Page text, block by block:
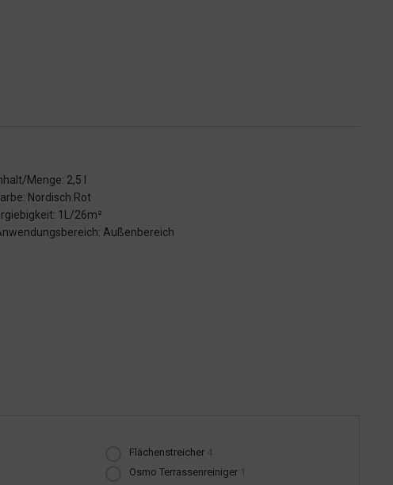
Menge: 2,5 l
Nordisch Rot
1L/26m²
Außenbereich
Flächenstreicher 4
Osmo Terrassenreiniger 1